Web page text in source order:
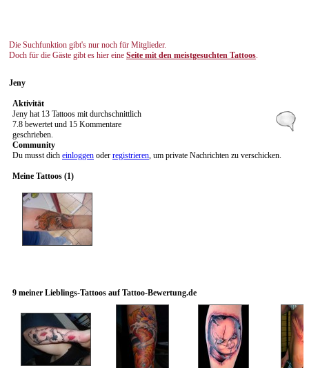
Die Suchfunktion gibt's nur noch für Mitglieder.
Doch für die Gäste gibt es hier eine Seite mit den meistgesuchten Tattoos.
Jeny
Aktivität
Jeny hat 13 Tattoos mit durchschnittlich
7.8 bewertet und 15 Kommentare
geschrieben.
Community
Du musst dich einloggen oder registrieren, um private Nachrichten zu verschicken.
Meine Tattoos (1)
9 meiner Lieblings-Tattoos auf Tattoo-Bewertung.de